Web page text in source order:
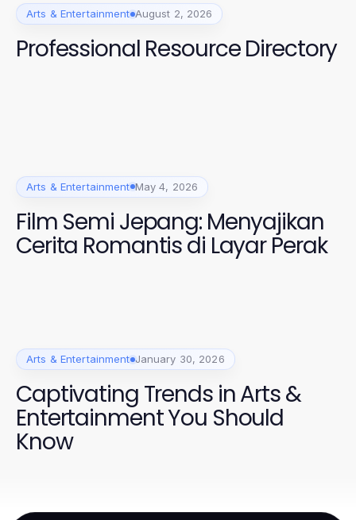
Arts & Entertainment August 2, 2026
Professional Resource Directory
Arts & Entertainment May 4, 2026
Film Semi Jepang: Menyajikan
Cerita Romantis di Layar Perak
Arts & Entertainment January 30, 2026
Captivating Trends in Arts &
Entertainment You Should
Know